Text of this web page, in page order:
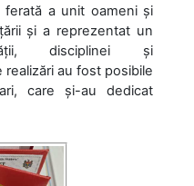
ferată a unit oameni și
și a reprezentat un
disciplinei și
au fost posibile
care și-au dedicat